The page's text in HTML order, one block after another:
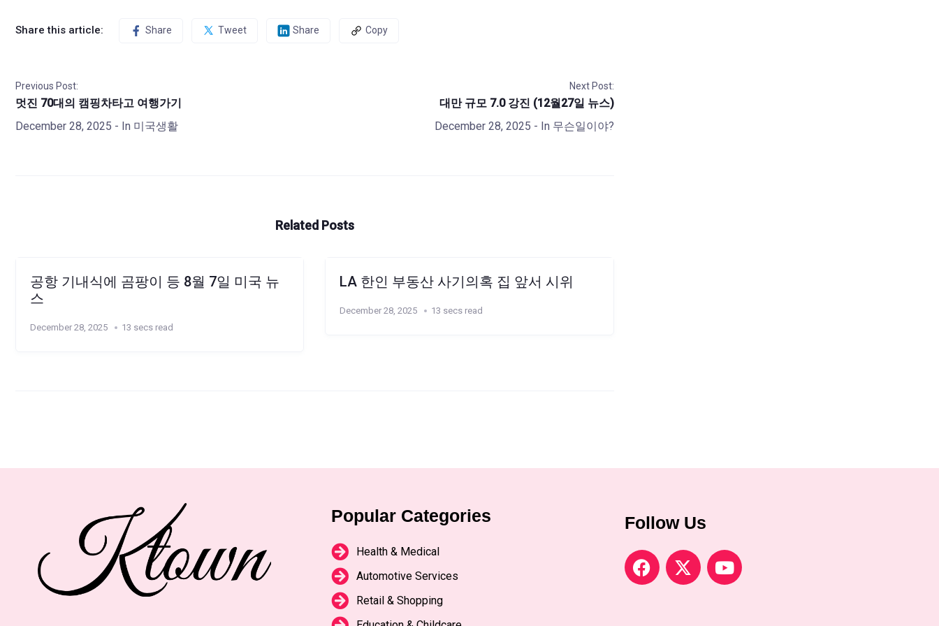
Share this article: Share Tweet Share Copy
Previous Post:
멋진 70대의 캠핑차타고 여행가기
December 28, 2025 - In 미국생활
Next Post:
대만 규모 7.0 강진 (12월27일 뉴스)
December 28, 2025 - In 무슨일이야?
Related Posts
공항 기내식에 곰팡이 등 8월 7일 미국 뉴
스
December 28, 2025 13 secs read
LA 한인 부동산 사기의혹 집 앞서 시위
December 28, 2025 13 secs read
Popular Categories
Health & Medical
Automotive Services
Retail & Shopping
Follow Us